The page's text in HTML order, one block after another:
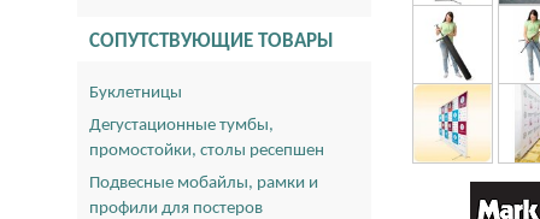
СОПУТСТВУЮЩИЕ ТОВАРЫ
Буклетницы
Дегустационные тумбы,
промостойки, столы ресепшен
Подвесные мобайлы, рамки и
профили для постеров